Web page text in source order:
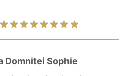
Domnitei Sophie